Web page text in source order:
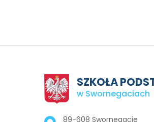
SZKOŁA
w Swornegaciach
Adres pocztowy:
89-608 Swornegacie